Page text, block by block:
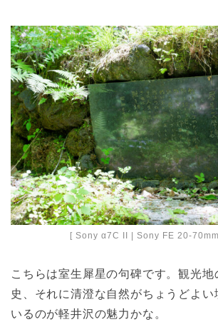
[ Sony α7C II | Sony FE 20-
こちらは室生犀星の句碑です。観光地
史、それに清澄な自然がちょうどよい
いるのが軽井沢の魅力かな。